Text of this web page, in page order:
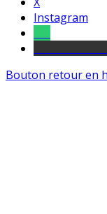
Instagram
Bouton retour en